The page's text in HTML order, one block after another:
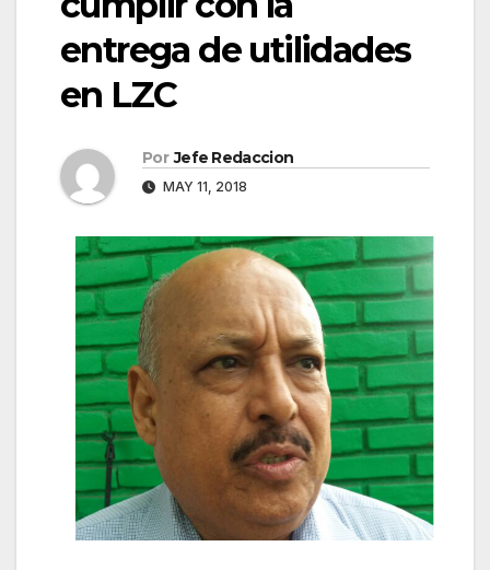
entrega de utilidades
en LZC
Por Jefe Redaccion
MAY 11, 2018